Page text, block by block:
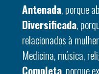
Antenada, porque
Diversificada,
relacionados à
Medicina, música,
Completa, porque